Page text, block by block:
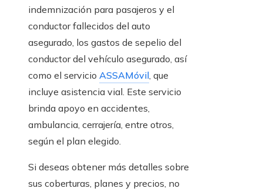
indemnización para pasajeros y el
conductor fallecidos del auto
asegurado, los gastos de sepelio del
conductor del vehículo asegurado, así
como el servicio ASSAMóvil, que
incluye asistencia vial. Este servicio
brinda apoyo en accidentes,
ambulancia, cerrajería, entre otros,
según el plan elegido.
Si deseas obtener más detalles sobre
sus coberturas, planes y precios, no